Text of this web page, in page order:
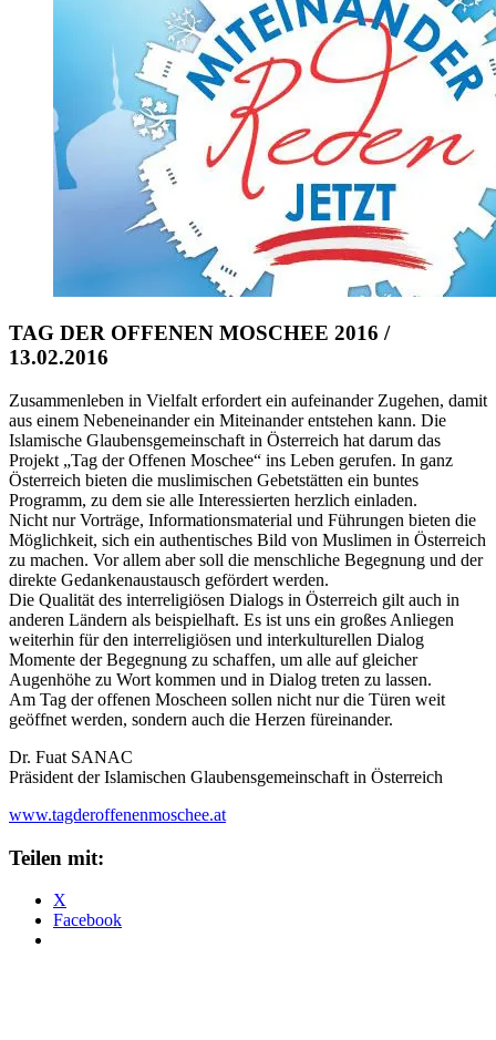
TAG DER OFFENEN MOSCHEE 2016 /
13.02.2016
Zusammenleben in Vielfalt erfordert ein aufeinander Zugehen, damit
aus einem Nebeneinander ein Miteinander entstehen kann. Die
Islamische Glaubensgemeinschaft in Österreich hat darum das
Projekt „Tag der Offenen Moschee“ ins Leben gerufen. In ganz
Österreich bieten die muslimischen Gebetstätten ein buntes
Programm, zu dem sie alle Interessierten herzlich einladen.
Nicht nur Vorträge, Informationsmaterial und Führungen bieten die
Möglichkeit, sich ein authentisches Bild von Muslimen in Österreich
zu machen. Vor allem aber soll die menschliche Begegnung und der
direkte Gedankenaustausch gefördert werden.
Die Qualität des interreligiösen Dialogs in Österreich gilt auch in
anderen Ländern als beispielhaft. Es ist uns ein großes Anliegen
weiterhin für den interreligiösen und interkulturellen Dialog
Momente der Begegnung zu schaffen, um alle auf gleicher
Augenhöhe zu Wort kommen und in Dialog treten zu lassen.
Am Tag der offenen Moscheen sollen nicht nur die Türen weit
geöffnet werden, sondern auch die Herzen füreinander.
Dr. Fuat SANAC
Präsident der Islamischen Glaubensgemeinschaft in Österreich
www.tagderoffenenmoschee.at
Teilen mit:
X
Facebook